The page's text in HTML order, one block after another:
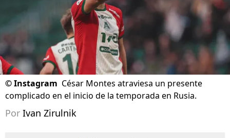
©Instagram César Montes atraviesa un presente
complicado en el inicio de la temporada en Rusia.
Por Ivan Zirulnik